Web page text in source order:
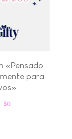
«Pensado
para
$0